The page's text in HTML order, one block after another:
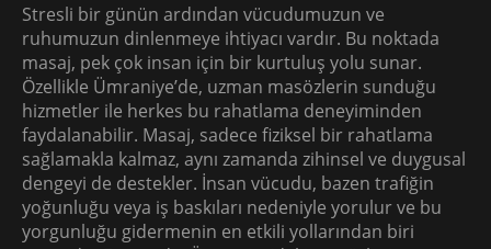
Stresli bir günün ardından vücudumuzun ve
ruhumuzun dinlenmeye ihtiyacı vardır. Bu noktada
masaj, pek çok insan için bir kurtuluş yolu sunar.
Özellikle Ümraniye’de, uzman masözlerin sunduğu
hizmetler ile herkes bu rahatlama deneyiminden
faydalanabilir. Masaj, sadece fiziksel bir rahatlama
sağlamakla kalmaz, aynı zamanda zihinsel ve duygusal
dengeyi de destekler. İnsan vücudu, bazen trafiğin
yoğunluğu veya iş baskıları nedeniyle yorulur ve bu
yorgunluğu gidermenin en etkili yollarından biri